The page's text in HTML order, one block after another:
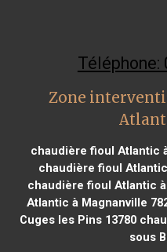
Téléphone:
Zone
chaudière fioul Atlantic
chaudière fioul
chaudière fioul Atlantic à
Atlantic à Magnanville
Cuges les Pins 13780
sous